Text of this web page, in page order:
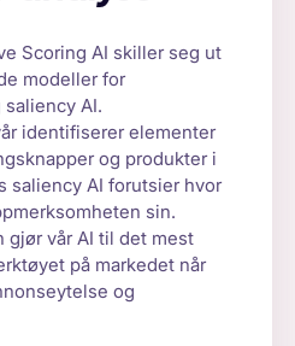
Scoring AI skiller seg ut
modeller for
AI.
identifiserer elementer
og produkter i
saliency AI forutsier hvor
sin.
gjør vår AI til det mest
på markedet når
og